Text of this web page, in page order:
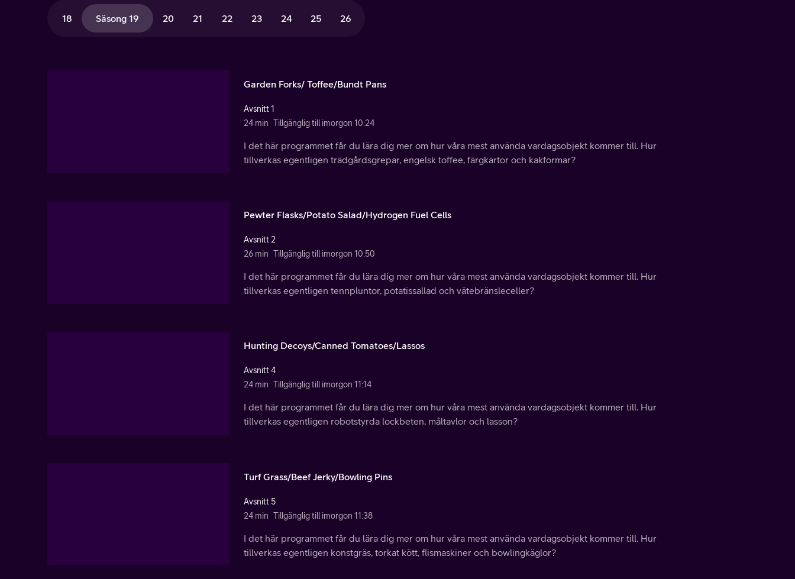
18 Säsong 19 20 21 22 23 24 25 26
Garden Forks/ Toffee/Bundt Pans
Avsnitt 1
24 min Tillgänglig till imorgon 10:24
I det här programmet får du lära dig mer om hur våra mest använda vardagsobjekt kommer till. Hur
tillverkas egentligen trädgårdsgrepar, engelsk toffee, färgkartor och kakformar?
Pewter Flasks/Potato Salad/Hydrogen Fuel Cells
Avsnitt 2
26 min Tillgänglig till imorgon 10:50
I det här programmet får du lära dig mer om hur våra mest använda vardagsobjekt kommer till. Hur
tillverkas egentligen tennpluntor, potatissallad och vätebränsleceller?
Hunting Decoys/Canned Tomatoes/Lassos
Avsnitt 4
24 min Tillgänglig till imorgon 11:14
I det här programmet får du lära dig mer om hur våra mest använda vardagsobjekt kommer till. Hur
tillverkas egentligen robotstyrda lockbeten, måltavlor och lasson?
Turf Grass/Beef Jerky/Bowling Pins
Avsnitt 5
24 min Tillgänglig till imorgon 11:38
I det här programmet får du lära dig mer om hur våra mest använda vardagsobjekt kommer till. Hur
tillverkas egentligen konstgräs, torkat kött, flismaskiner och bowlingkäglor?